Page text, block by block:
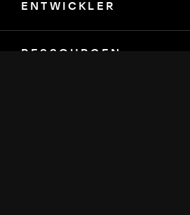
ENTWICKLER
RESSOURCEN